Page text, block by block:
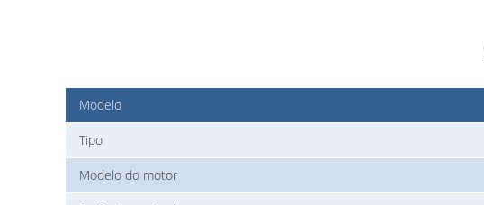
Modelo
Tipo
Modelo do motor